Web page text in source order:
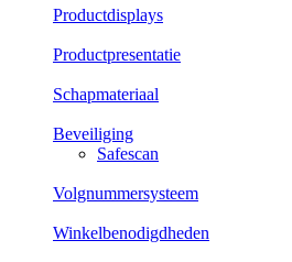
Productdisplays
Productpresentatie
Schapmateriaal
Beveiliging
Safescan
Volgnummersysteem
Winkelbenodigdheden